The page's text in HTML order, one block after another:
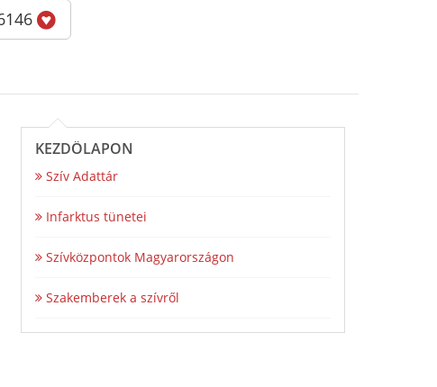
KEZDŐLAPON
Szív Adattár
Infarktus tünetei
Szívközpontok Magyarországon
Szakemberek a szívről